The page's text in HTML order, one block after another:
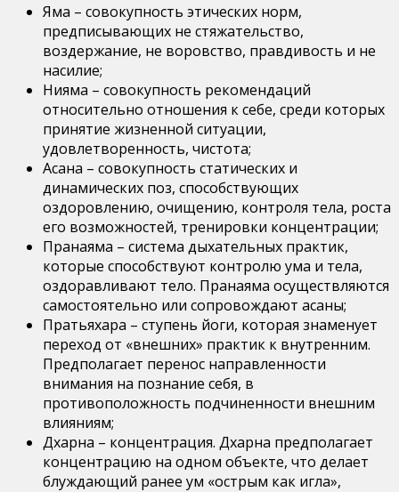
Яма – совокупность этических норм,
предписывающих не стяжательство,
воздержание, не воровство, правдивость и не
насилие;
Нияма – совокупность рекомендаций
относительно отношения к себе, среди которых
принятие жизненной ситуации,
удовлетворенность, чистота;
Асана – совокупность статических и
динамических поз, способствующих
оздоровлению, очищению, контроля тела, роста
его возможностей, тренировки концентрации;
Пранаяма – система дыхательных практик,
которые способствуют контролю ума и тела,
оздоравливают тело. Пранаяма осуществляются
самостоятельно или сопровождают асаны;
Пратьяхара – ступень йоги, которая знаменует
переход от «внешних» практик к внутренним.
Предполагает перенос направленности
внимания на познание себя, в
противоположность подчиненности внешним
влияниям;
Дхарна – концентрация. Дхарна предполагает
концентрацию на одном объекте, что делает
блуждающий ранее ум «острым как игла»,